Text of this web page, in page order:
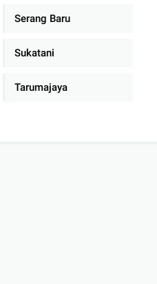
Serang Baru
Sukatani
Tarumajaya